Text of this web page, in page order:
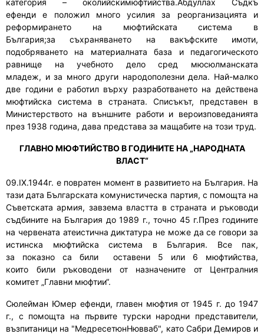
ефенди е положил много усилия за реорганизацията и
реформирането на мюфтийската система в
България;засъхраняването на вакъфските имоти,
подобряването на материалната база и педагогическото
равнище на учебното дело сред мюсюлманската
младеж, иза много други народополезни дела. Най-малко
две годиние работилвърху разработванетона действена
мюфтийска система в страната. Списъкът, представен в
Министерството на външните работи и вероизповеданията
през 1938 година, дава представа за мащабите на този труд.
ГЛАВНО МЮФТИЙСТВО В ГОДИНИТЕ НА „НАРОДНАТА
ВЛАСТ“
09.IX.1944г. е повратен момент в развитието на България. На
тази дата Българската комунистическа партия, с помощта на
Съветската армия, завзема властта в страната и ръководи
съдбините на България до 1989 г., точно 45 г.През годините
на червената атеистична диктатура не може да се говори за
истинска мюфтийска система в България. Все пак,
за показно са били оставени 5 или 6 мюфтийства,
които билиръководени от назначените от Централния
комитет „Главни мюфтии“.
Сюлейман Юмер ефенди, главен мюфтия от 1945 г. до1947
г., с помощта на първите турски народни представители,
възпитаници на "МедресетюнНювваб", като Сабри Демиров и